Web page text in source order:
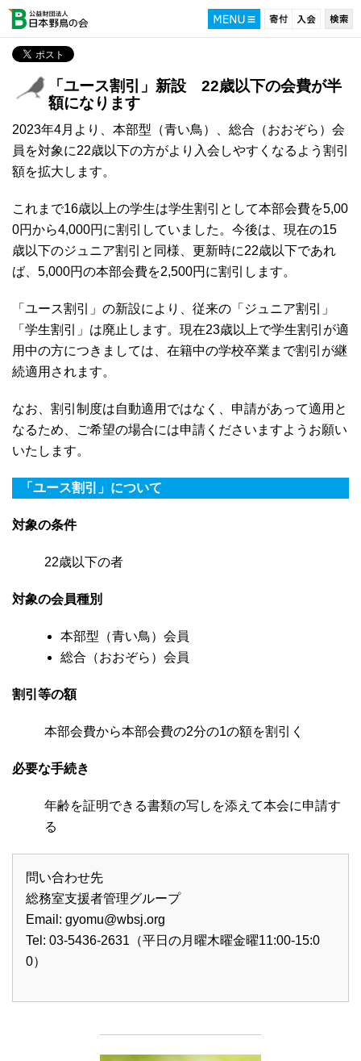
「ユース割引」新設 22歳以下の会費が半
額になります
2023年4月より、本部型（青い鳥）、総合（おおぞら）会
員を対象に22歳以下の方がより入会しやすくなるよう割引
額を拡大します。
これまで16歳以上の学生は学生割引として本部会費を5,00
0円から4,000円に割引していました。今後は、現在の15
歳以下のジュニア割引と同様、更新時に22歳以下であれ
ば、5,000円の本部会費を2,500円に割引します。
「ユース割引」の新設により、従来の「ジュニア割引」
「学生割引」は廃止します。現在23歳以上で学生割引が適
用中の方につきましては、在籍中の学校卒業まで割引が継
続適用されます。
なお、割引制度は自動適用ではなく、申請があって適用と
なるため、ご希望の場合には申請くださいますようお願い
いたします。
「ユース割引」について
対象の条件
22歳以下の者
対象の会員種別
本部型（青い鳥）会員
総合（おおぞら）会員
割引等の額
本部会費から本部会費の2分の1の額を割引く
必要な手続き
年齢を証明できる書類の写しを添えて本会に申請す
る
問い合わせ先
総務室支援者管理グループ
Email: gyomu@wbsj.org
Tel: 03-5436-2631（平日の月曜木曜金曜11:00-15:0
0）